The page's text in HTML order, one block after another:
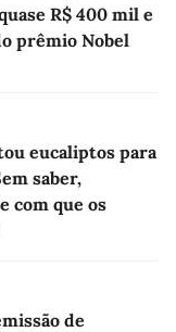
R$ 400 mil e
prêmio Nobel
eucaliptos para
saber,
com que os
de